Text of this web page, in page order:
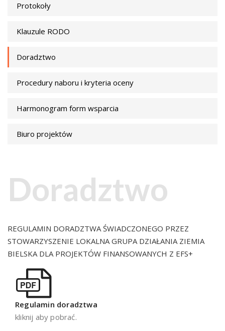
Protokoły
Klauzule RODO
Doradztwo
Procedury naboru i kryteria oceny
Harmonogram form wsparcia
Biuro projektów
Doradztwo
REGULAMIN DORADZTWA ŚWIADCZONEGO PRZEZ
STOWARZYSZENIE LOKALNA GRUPA DZIAŁANIA ZIEMIA
BIELSKA DLA PROJEKTÓW FINANSOWANYCH Z EFS+
Regulamin doradztwa
kliknij aby pobrać.